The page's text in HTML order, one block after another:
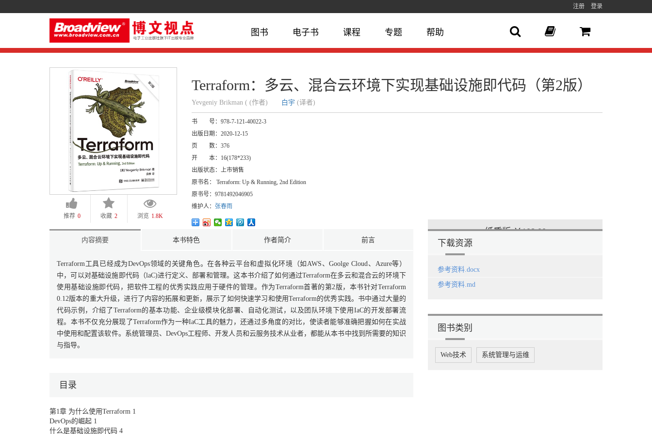
注册 登录
图书 电子书 课程 专题 帮助
推荐 0 收藏 2 浏览 1.8K
Terraform：多云、混合云环境下实现基础设施即代码（第2版）
Yevgeniy Brikman ( (作者) 白宇 (译者)
书 号： 978-7-121-40022-3
出版日期： 2020-12-15
页 数： 376
开 本：
16(178*233)
出版状态： 上市销售
原书名：
Terraform: Up & Running, 2nd Edition
原书号： 9781492046905
维护人：
张春雨
纸质版￥108.00
内容摘要 本书特色 作者简介 前言
Terraform工具已经成为DevOps领域的关键角色。在各种云平台和虚拟化环境（如AWS、Goolge Cloud、Azure等）
中，可以对基础设施即代码（laC)进行定义、部署和管理。这本书介绍了如何通过Terraform在多云和混合云的环境下
使用基础设施即代码，把软件工程的优秀实践应用于硬件的管理。作为Terraform首著的第2版，本书针对Terraform
0.12版本的重大升级，进行了内容的拓展和更新，展示了如何快速学习和使用Terraform的优秀实践。书中通过大量的
代码示例，介绍了Terraform的基本功能、企业级模块化部署、自动化测试，以及团队环境下使用IaC的开发部署流
程。本书不仅充分展现了Terraform作为一种IaC工具的魅力，还通过多角度的对比，使读者能够准确把握如何在实战
中使用和配置该软件。系统管理员、DevOps工程师、开发人员和云服务技术从业者，都能从本书中找到所需要的知识
与指导。
目录
第1章 为什么使用Terraform 1
DevOps的崛起 1
什么是基础设施即代码 4
下载资源
参考资料.docx
参考资料.md
图书类别
Web技术 系统管理与运维